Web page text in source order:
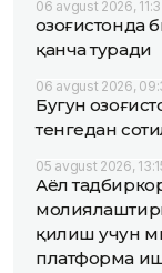
06 avgust 2026,
Қозоғистонда
қанча туради
06 avgust 2026,
Бугун
тенгедан
05 avgust 2026,
Аёл
қилиш учун
платформа